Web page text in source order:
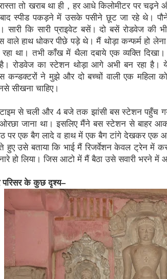
तो खराब था ही，हर आधे किलोमीटर पर
स्पीड पकड़ने में उसके पसीने छूट जा रहे थे।
सारी कि सारी प्राइवेट बसें। दो बसें रोडवेज
वाले हाथ धोकर पीछे पड़े थे। मैं थोड़ा कन्फर्म हो
था। तभी काँख में थैला दबाये एक व्यक्ति
है। रोडवेज का स्टेशन थोड़ा आगे अभी बन रहा
कन्डक्टरों ने मुझे और दो बच्चों वाली एक महिला
सीखना चाहिए।
से चली और 4 बजे तक झांसी बस स्टेशन पहुँच
जाना था। इसलिए मैंने बस स्टेशन से बाहर
पर एक बैग लादे व हाथ में एक बैग टांगे देखकर एक
हुए उसे बताया कि भाई मैं रिजर्वेशन केवल ट्रेन में
हो लिया। जिस आटो में मैं बैठा उसे सवारी भरने
परिसर के कुछ दृश्य–